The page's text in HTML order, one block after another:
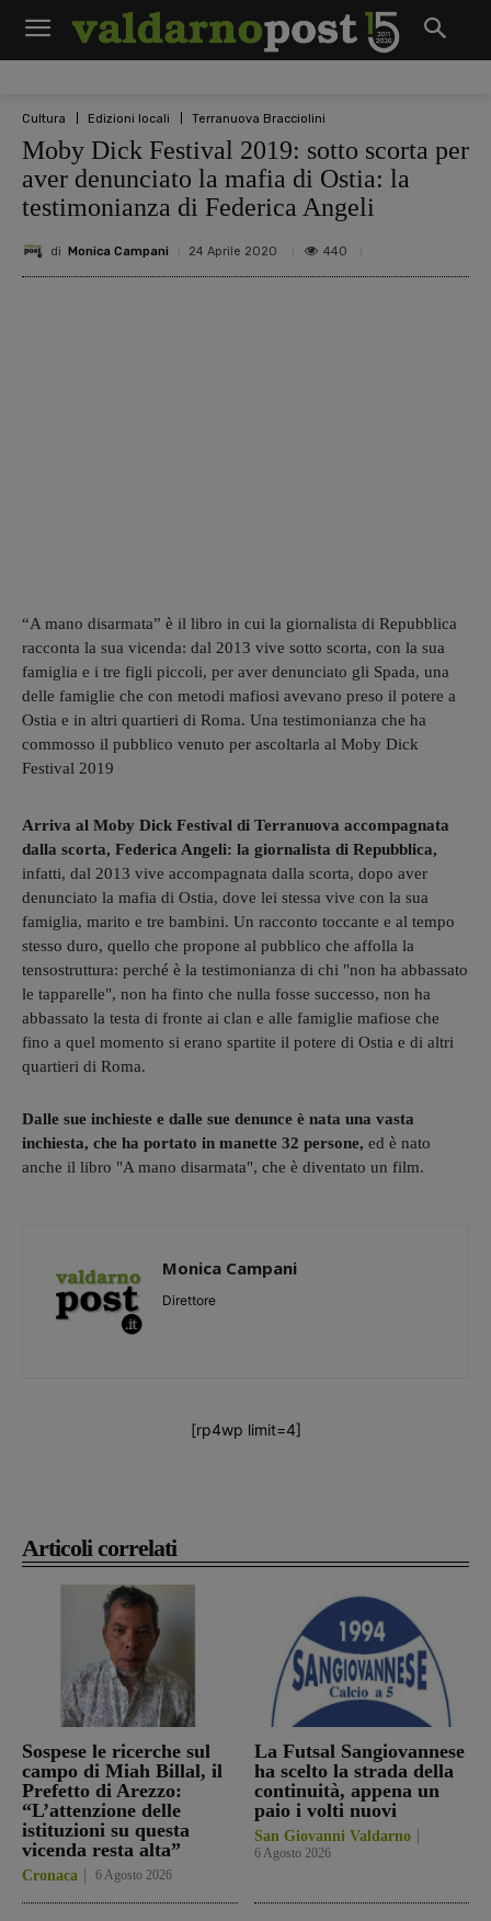
Cultura Edizioni locali Terranuova Bracciolini
Moby Dick Festival 2019: sotto scorta per
aver denunciato la mafia di Ostia: la
testimonianza di Federica Angeli
di Monica Campani 24 Aprile 2020 440
Articoli correlati
Sospese le ricerche sul
campo di Miah Billal, il
Prefetto di Arezzo:
“L’attenzione delle
istituzioni su questa
vicenda resta alta”
Cronaca 6 Agosto 2026
La Futsal Sangiovannese
ha scelto la strada della
continuità, appena un
paio i volti nuovi
San Giovanni Valdarno
6 Agosto 2026
“A mano disarmata” è il libro in cui la giornalista di Repubblica
racconta la sua vicenda: dal 2013 vive sotto scorta, con la sua
famiglia e i tre figli piccoli, per aver denunciato gli Spada, una
delle famiglie che con metodi mafiosi avevano preso il potere a
Ostia e in altri quartieri di Roma. Una testimonianza che ha
commosso il pubblico venuto per ascoltarla al Moby Dick
Festival 2019
Arriva al Moby Dick Festival di Terranuova accompagnata
dalla scorta, Federica Angeli: la giornalista di Repubblica,
infatti, dal 2013 vive accompagnata dalla scorta, dopo aver
denunciato la mafia di Ostia, dove lei stessa vive con la sua
famiglia, marito e tre bambini. Un racconto toccante e al tempo
stesso duro, quello che propone al pubblico che affolla la
tensostruttura: perché è la testimonianza di chi "non ha abbassato
le tapparelle", non ha finto che nulla fosse successo, non ha
abbassato la testa di fronte ai clan e alle famiglie mafiose che
fino a quel momento si erano spartite il potere di Ostia e di altri
quartieri di Roma.
Dalle sue inchieste e dalle sue denunce è nata una vasta
inchiesta, che ha portato in manette 32 persone, ed è nato
anche il libro "A mano disarmata", che è diventato un film.
Monica Campani
Direttore
[rp4wp limit=4]